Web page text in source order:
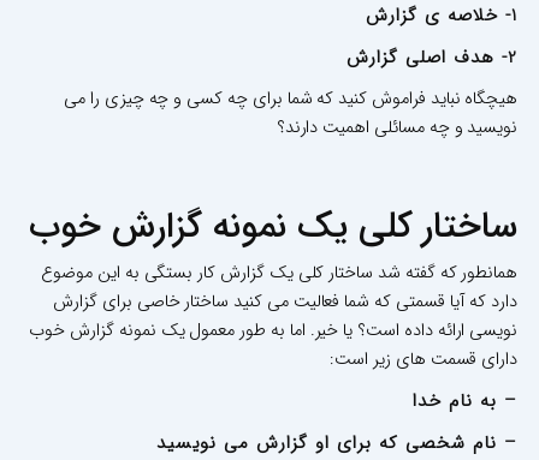
1- خلاصه ی گزارش
2- هدف اصلی گزارش
هیچگاه نباید فراموش کنید که شما برای چه کسی و چه چیزی را می
نویسید و چه مسائلی اهمیت دارند؟
ساختار کلی یک نمونه گزارش خوب
همانطور که گفته شد ساختار کلی یک گزارش کار بستگی به این موضوع
دارد که آیا قسمتی که شما فعالیت می کنید ساختار خاصی برای گزارش
نویسی ارائه داده است؟ یا خیر. اما به طور معمول یک نمونه گزارش خوب
دارای قسمت های زیر است:
– به نام خدا
– نام شخصی که برای او گزارش می نویسید